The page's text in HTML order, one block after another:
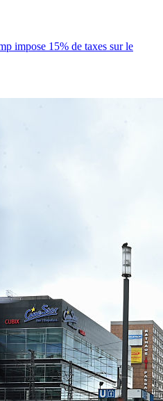
impose 15% de taxes sur le